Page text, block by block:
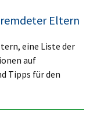
Eltern
eine Liste der
auf
Tipps für den